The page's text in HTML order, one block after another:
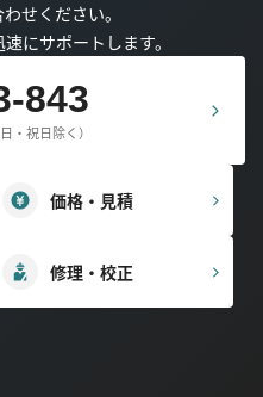
せください。
にサポートします。
843
・祝日除く）
価格・見積
修理・校正